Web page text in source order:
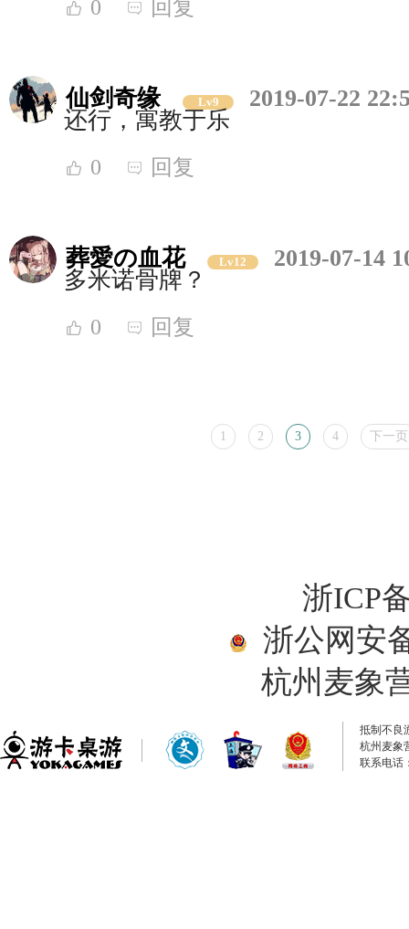
0 回复
仙剑奇缘 Lv9
2019-07-22
还行，寓教于乐
0 回复
葬愛の血花 Lv12
2019-07-14
多米诺骨牌？
0 回复
1 2 3 4 下一页
浙ICP
浙公网安
杭州麦象
抵制不良
杭州麦象
联系电话